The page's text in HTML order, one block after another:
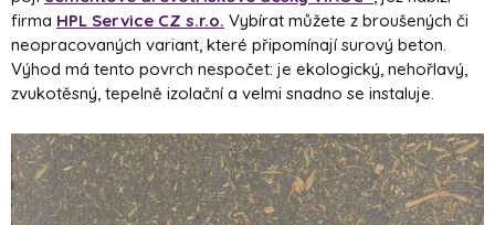
firma HPL Service CZ s.r.o. Vybírat můžete z broušených či
neopracovaných variant, které připomínají surový beton.
Výhod má tento povrch nespočet: je ekologický, nehořlavý,
zvukotěsný, tepelně izolační a velmi snadno se instaluje.